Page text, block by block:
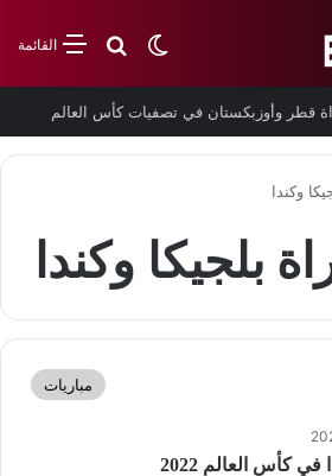
القائمةبحث عن
الوضع المظلم
قطر وأوزبكستان في تصفيات كأس العالم
وكندا
بلجيكا وكندا
مباريات
كأس العالم 2022